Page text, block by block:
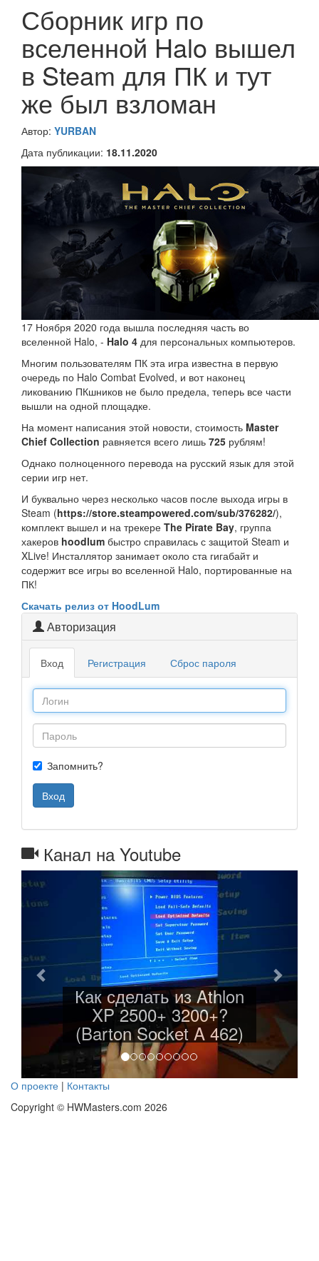
Сборник игр по
вселенной Halo вышел
в Steam для ПК и тут
же был взломан
Автор: YURBAN
Дата публикации: 18.11.2020
17 Ноября 2020 года вышла последняя часть во
вселенной Halo, - Halo 4 для персональных компьютеров.
Многим пользователям ПК эта игра известна в первую
очередь по Halo Combat Evolved, и вот наконец
ликованию ПКшников не было предела, теперь все части
вышли на одной площадке.
На момент написания этой новости, стоимость Master
Chief Collection равняется всего лишь 725 рублям!
Однако полноценного перевода на русский язык для этой
серии игр нет.
И буквально через несколько часов после выхода игры в
Steam (https://store.steampowered.com/sub/376282/),
комплект вышел и на трекере The Pirate Bay, группа
хакеров hoodlum быстро справилась с защитой Steam и
XLive! Инсталлятор занимает около ста гигабайт и
содержит все игры во вселенной Halo, портированные на
ПК!
Скачать релиз от HoodLum
Авторизация
Вход Регистрация Сброс пароля
Запомнить?
Вход
Канал на Youtube
Как сделать из Athlon
XP 2500+ 3200+?
(Barton Socket A 462)
Назад
О проекте | Контакты
Copyright © HWMasters.com 2026